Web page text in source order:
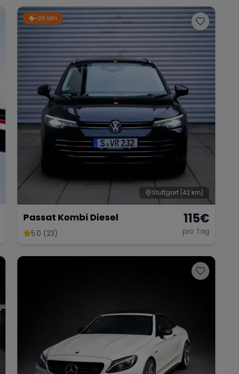
~29 Min
Stuttgart (42 km)
Passat Kombi Diesel
5.0 (23)
115€
pro Tag